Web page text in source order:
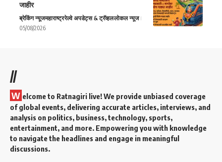
जाहीर
ब्रेकिंग न्यूजमहाराष्ट्ररेल्वे अपडेट्स & ट्रॅव्हललोकल न्यूज
05/08/2026
//
W elcome to Ratnagiri live! We provide unbiased coverage
of global events, delivering accurate articles, interviews, and
analysis on politics, business, technology, sports,
entertainment, and more. Empowering you with knowledge
to navigate the headlines and engage in meaningful
discussions.